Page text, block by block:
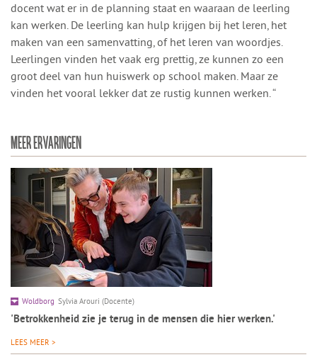
docent wat er in de planning staat en waaraan de leerling
kan werken. De leerling kan hulp krijgen bij het leren, het
maken van een samenvatting, of het leren van woordjes.
Leerlingen vinden het vaak erg prettig, ze kunnen zo een
groot deel van hun huiswerk op school maken. Maar ze
vinden het vooral lekker dat ze rustig kunnen werken. “
MEER ERVARINGEN
Woldborg Sylvia Arouri (Docente)
'Betrokkenheid zie je terug in de mensen die hier werken.'
LEES MEER >